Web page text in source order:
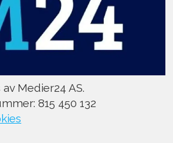
Medier24 AS.
815 450 132